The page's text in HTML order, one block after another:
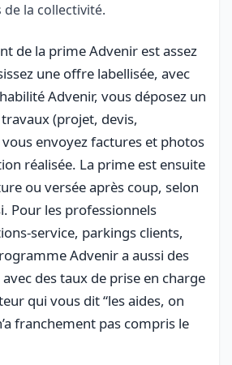
de la collectivité.
de la prime Advenir est assez
une offre labellisée, avec
Advenir, vous déposez un
(projet, devis,
envoyez factures et photos
réalisée. La prime est ensuite
ou versée après coup, selon
Pour les professionnels
service, parkings clients,
Advenir a aussi des
des taux de prise en charge
qui vous dit “les aides, on
franchement pas compris le